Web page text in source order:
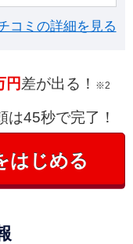
コミの詳細を見る
円差が出る！ ※2
45秒で完了！
はじめる